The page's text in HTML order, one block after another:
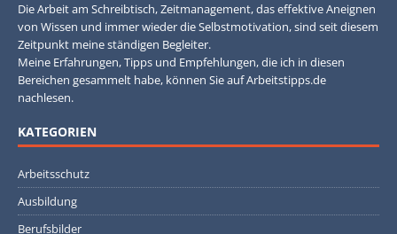
Die Arbeit am Schreibtisch, Zeitmanagement, das effektive Aneignen
von Wissen und immer wieder die Selbstmotivation, sind seit diesem
Zeitpunkt meine ständigen Begleiter.
Meine Erfahrungen, Tipps und Empfehlungen, die ich in diesen
Bereichen gesammelt habe, können Sie auf Arbeitstipps.de
nachlesen.
KATEGORIEN
Arbeitsschutz
Ausbildung
Berufsbilder